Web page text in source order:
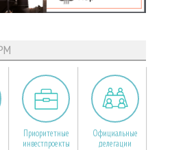
Приоритетные
инвестпроекты
Официальные
делегации